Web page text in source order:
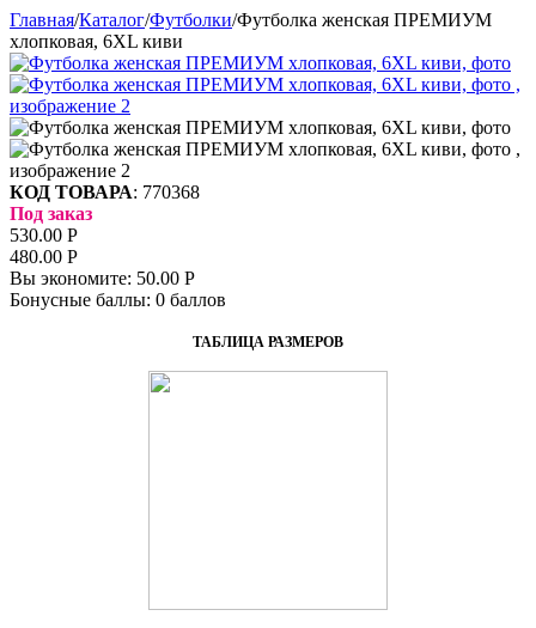
Главная/Каталог/Футболки/Футболка женская ПРЕМИУМ
хлопковая, 6XL киви
КОД ТОВАРА: 770368
Под заказ
530.00 Р
480.00 Р
Вы экономите: 50.00 Р
Бонусные баллы: 0 баллов
ТАБЛИЦА РАЗМЕРОВ